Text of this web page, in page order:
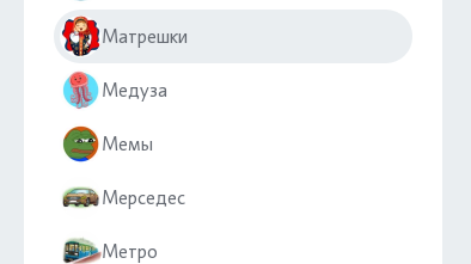
Матрешки
Медуза
Мемы
Мерседес
Метро